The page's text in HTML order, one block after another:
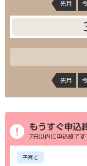
先月
先月
もうすぐ申込
7日以内に申込終了
子育て